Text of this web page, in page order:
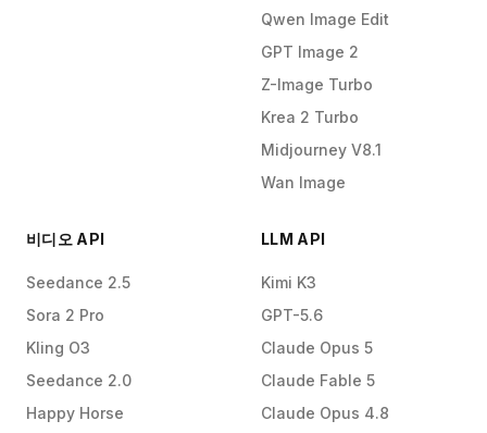
Qwen Image Edit
GPT Image 2
Z-Image Turbo
Krea 2 Turbo
Midjourney V8.1
Wan Image
비디오 API
Seedance 2.5
Sora 2 Pro
Kling O3
Seedance 2.0
Happy Horse
LLM API
Kimi K3
GPT-5.6
Claude Opus 5
Claude Fable 5
Claude Opus 4.8